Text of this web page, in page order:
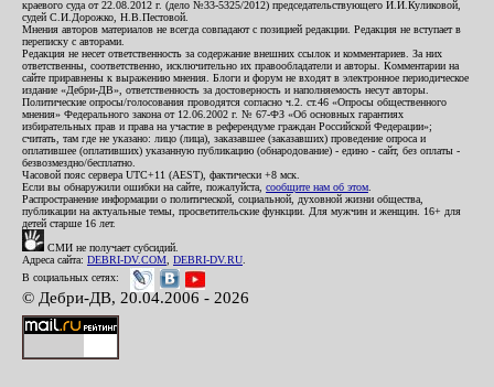
краевого суда от 22.08.2012 г. (дело №33-5325/2012) председательствующего И.И.Куликовой,
судей С.И.Дорожко, Н.В.Пестовой.
Мнения авторов материалов не всегда совпадают с позицией редакции. Редакция не вступает в
переписку с авторами.
Редакция не несет ответственность за содержание внешних ссылок и комментариев. За них
ответственны, соответственно, исключительно их правообладатели и авторы. Комментарии на
сайте приравнены к выражению мнения. Блоги и форум не входят в электронное периодическое
издание «Дебри-ДВ», ответственность за достоверность и наполняемость несут авторы.
Политические опросы/голосования проводятся согласно ч.2. ст.46 «Опросы общественного
мнения» Федерального закона от 12.06.2002 г. № 67-ФЗ «Об основных гарантиях
избирательных прав и права на участие в референдуме граждан Российской Федерации»;
считать, там где не указано: лицо (лица), заказавшее (заказавших) проведение опроса и
оплатившее (оплативших) указанную публикацию (обнародование) - едино - сайт, без оплаты -
безвозмездно/бесплатно.
Часовой пояс сервера UTC+11 (AEST), фактически +8 мск.
Если вы обнаружили ошибки на сайте, пожалуйста, сообщите нам об этом
Распространение информации о политической, социальной, духовной жизни общества,
публикации на актуальные темы, просветительские функции. Для мужчин и женщин. 16+ для
детей старше 16 лет.
СМИ не получает субсидий.
Адреса сайта: DEBRI-DV.COM DEBRI-DV.RU
В социальных сетях:
© Дебри-ДВ, 20.04.2006 - 2026